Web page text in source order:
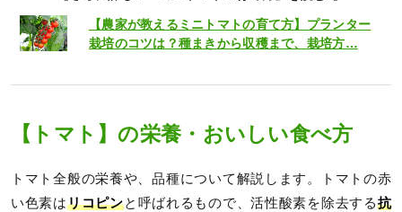
【農家が教えるミニトマトの育て方】プランター
栽培のコツは？種まきから収穫まで、栽培方…
【トマト】の栄養・おいしい食べ方
トマト全般の栄養や、品種について解説します。トマトの赤
い色素はリコピンと呼ばれるもので、活性酸素を除去する抗